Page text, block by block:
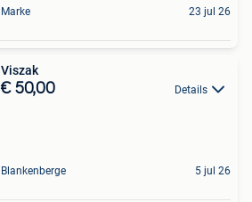
Marke 23 jul 26
Viszak
€ 50,00 Details
Blankenberge 5 jul 26